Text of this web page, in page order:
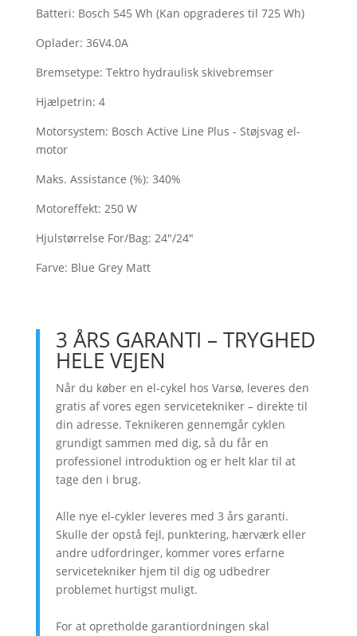
Batteri: Bosch 545 Wh (Kan opgraderes til 725 Wh)
Oplader: 36V4.0A
Bremsetype: Tektro hydraulisk skivebremser
Hjælpetrin: 4
Motorsystem: Bosch Active Line Plus - Støjsvag el-
motor
Maks. Assistance (%): 340%
Motoreffekt: 250 W
Hjulstørrelse For/Bag: 24"/24"
Farve: Blue Grey Matt
3 ÅRS GARANTI – TRYGHED
HELE VEJEN
Når du køber en el-cykel hos Varsø, leveres den
gratis af vores egen servicetekniker – direkte til
din adresse. Teknikeren gennemgår cyklen
grundigt sammen med dig, så du får en
professionel introduktion og er helt klar til at
tage den i brug.
Alle nye el-cykler leveres med 3 års garanti.
Skulle der opstå fejl, punktering, hærværk eller
andre udfordringer, kommer vores erfarne
servicetekniker hjem til dig og udbedrer
problemet hurtigst muligt.
For at opretholde garantiordningen skal